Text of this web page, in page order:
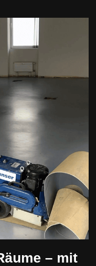
– mit